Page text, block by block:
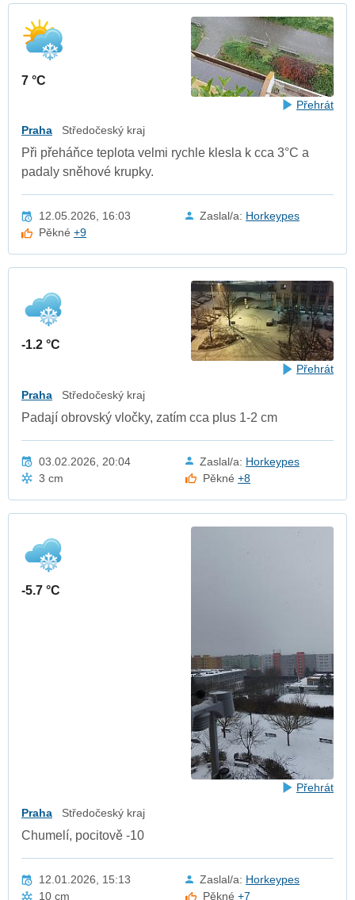
7 °C
Přehrát
Praha Středočeský kraj
Při přeháňce teplota velmi rychle klesla k cca 3°C a
padaly sněhové krupky.
12.05.2026, 16:03 Zaslal/a: Horkeypes
Pěkné+9
-1.2 °C
Přehrát
Praha Středočeský kraj
Padají obrovský vločky, zatím cca plus 1-2 cm
03.02.2026, 20:04 Zaslal/a: Horkeypes
3 cm
Pěkné+8
-5.7 °C
Přehrát
Praha Středočeský kraj
Chumelí, pocitově -10
12.01.2026, 15:13 Zaslal/a: Horkeypes
10 cm
Pěkné+7